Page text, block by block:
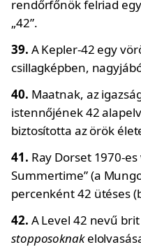
rendőrfőnök felriad
„42”.
39. A Kepler-42 egy
csillagképben,
40. Maatnak, az
istennőjének 42
biztosította az örök
41. Ray Dorset 1970-
Summertime” (a
percenként 42 ütéses
42. A Level 42 nevű
stopposoknak